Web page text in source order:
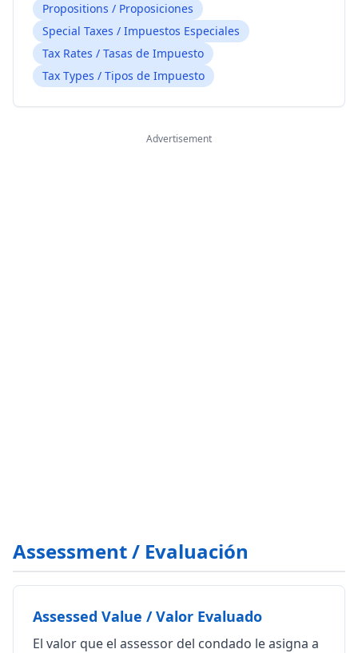
Propositions / Proposiciones
Special Taxes / Impuestos Especiales
Tax Rates / Tasas de Impuesto
Tax Types / Tipos de Impuesto
Advertisement
Assessment / Evaluación
Assessed Value / Valor Evaluado
El valor que el assessor del condado le asigna a